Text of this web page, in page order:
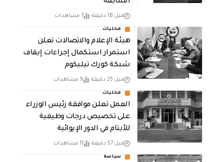
قبل 18 دقيقة 7 مشاهدات
محليات
هيئة الإعلام والاتصالات تعلن
استمرار استكمال إجراءات إيقاف
شبكة كورك تيليكوم
قبل 25 دقيقة 9 مشاهدات
محليات
العمل تعلن موافقة رئيس الوزراء
على تخصيص درجات وظيفية
للأيتام في الدور الإيوائية
قبل 57 دقيقة 11 مشاهدات
سياسة